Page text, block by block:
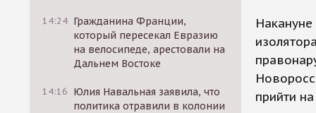
14:24 Гражданина Франции,
который пересекал Евразию
на велосипеде, арестовали на
Дальнем Востоке
14:16 Юлия Навальная заявила, что
политика отравили в колонии
прийти